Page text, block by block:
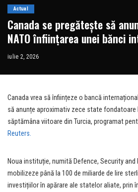
Actual
Canada se pregătește să
NATO înființarea unei bănci
pentru Apărare. Cele 10 state
iulie 2, 2026
Canada vrea să înființeze o bancă
să anunțe aproximativ zece state fondatoare
săptămâna viitoare din Turcia, programat
Reuters.
Noua instituție, numită Defence, Security and
mobilizeze până la 100 de miliarde de lire
investițiilor în apărare ale statelor aliate, prin